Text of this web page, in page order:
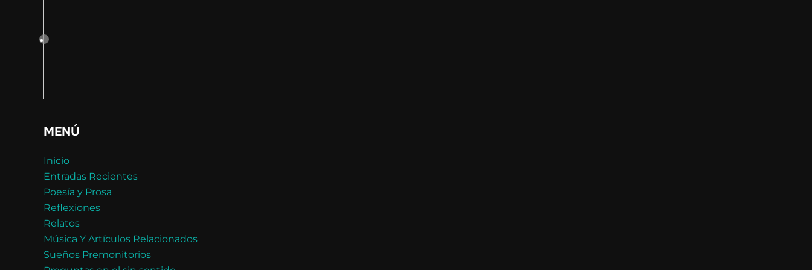
MENÚ
Inicio
Entradas Recientes
Poesía y Prosa
Reflexiones
Relatos
Música Y Artículos Relacionados
Sueños Premonitorios